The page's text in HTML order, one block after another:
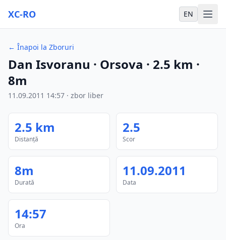
XC-RO EN
← Înapoi la Zboruri
Dan Isvoranu · Orsova · 2.5 km ·
8m
11.09.2011 14:57 · zbor liber
2.5 km
Distanță
2.5
Scor
8m
Durată
11.09.2011
Data
14:57
Ora